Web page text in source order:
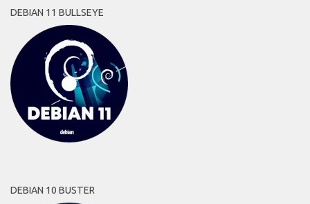
DEBIAN 11 BULLSEYE
DEBIAN 10 BUSTER